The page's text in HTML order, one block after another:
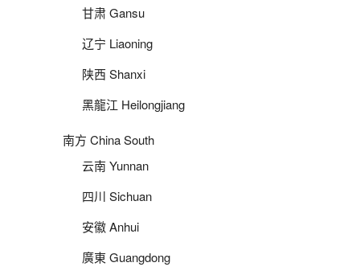
甘肃 Gansu
辽宁 Liaoning
陕西 Shanxi
黑龍江 Heilongjiang
南方 China South
云南 Yunnan
四川 Sichuan
安徽 Anhui
廣東 Guangdong